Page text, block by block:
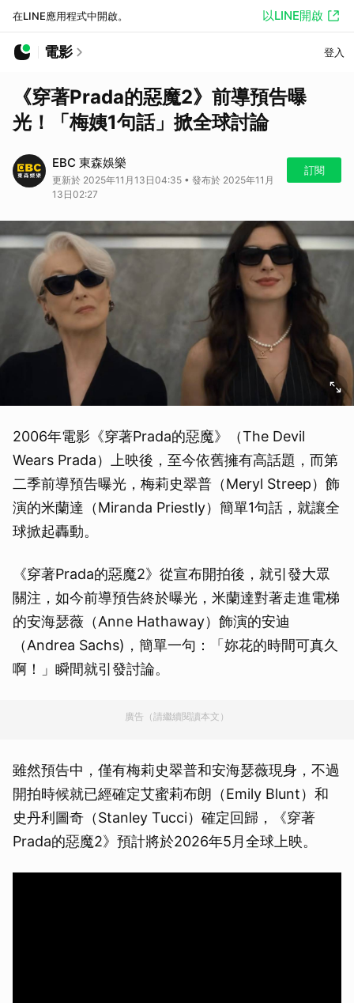
在LINE應用程式中開啟。 以LINE開啟
電影 登入
《穿著Prada的惡魔2》前導預告曝
光！「梅姨1句話」掀全球討論
EBC 東森娛樂
更新於 2025年11月13日04:35 • 發布於 2025年11月
13日02:27
訂閱
2006年電影《穿著Prada的惡魔》（The Devil
Wears Prada）上映後，至今依舊擁有高話題，而第
二季前導預告曝光，梅莉史翠普（Meryl Streep）飾
演的米蘭達（Miranda Priestly）簡單1句話，就讓全
球掀起轟動。
《穿著Prada的惡魔2》從宣布開拍後，就引發大眾
關注，如今前導預告終於曝光，米蘭達對著走進電梯
的安海瑟薇（Anne Hathaway）飾演的安迪
（Andrea Sachs)，簡單一句：「妳花的時間可真久
啊！」瞬間就引發討論。
廣告（請繼續閱讀本文）
雖然預告中，僅有梅莉史翠普和安海瑟薇現身，不過
開拍時候就已經確定艾蜜莉布朗（Emily Blunt）和
史丹利圖奇（Stanley Tucci）確定回歸，《穿著
Prada的惡魔2》預計將於2026年5月全球上映。